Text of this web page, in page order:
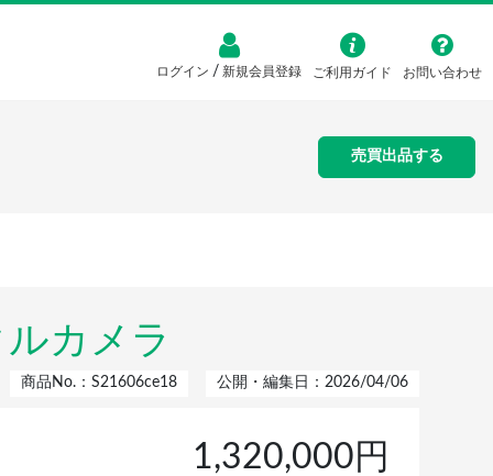
ログイン / 新規会員登録 ご利用ガイド お問い合わせ
売買出品する
ルカメラ
商品No.：S21606ce18 公開・編集日：2026/04/06
1,320,000円